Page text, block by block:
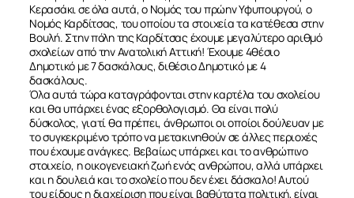
ΣΧΕΤΙΚΑ
Κερασάκι σε όλα αυτά, ο Νομός του πρώην Υφυπουργού, ο
Νομός Καρδίτσας, του οποίου τα στοιχεία τα κατέθεσα στην
Βουλή. Στην πόλη της Καρδίτσας έχουμε μεγαλύτερο αριθμό
σχολείων από την Ανατολική Αττική! Έχουμε 4θέσιο
Δημοτικό με 7 δασκάλους, διθέσιο Δημοτικό με 4
δασκάλους.
Όλα αυτά τώρα καταγράφονται στην καρτέλα του σχολείου
και θα υπάρχει ένας εξορθολογισμό. Θα είναι πολύ
δύσκολος, γιατί θα πρέπει, άνθρωποι οι οποίοι δούλευαν με
το συγκεκριμένο τρόπο να μετακινηθούν σε άλλες περιοχές
που έχουμε ανάγκες. Βεβαίως υπάρχει και το ανθρώπινο
στοιχείο, η οικογενειακή ζωή ενός ανθρώπου, αλλά υπάρχει
και η δουλειά και το σχολείο που δεν έχει δάσκαλο! Αυτού
του είδους η διαχείριση που είναι βαθύτατα πολιτική, είναι